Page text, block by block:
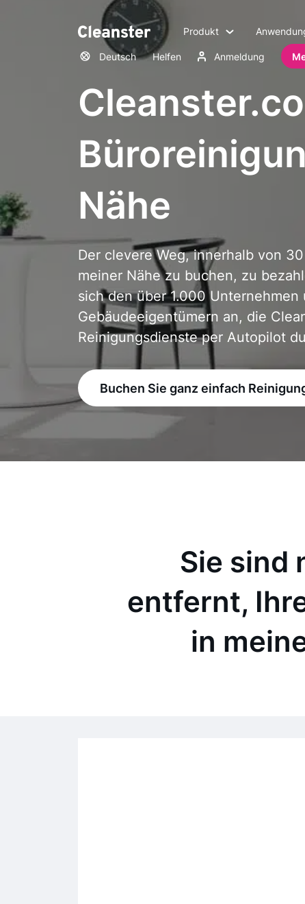
Produkt
Deutsch Helfen Anmeldung
Nähe
Der clevere Weg, innerhalb von
meiner Nähe zu buchen, zu
sich den über 1.000
Gebäudeeigentümern an, die
Reinigungsdienste per Autopilot
Buchen Sie ganz einfach
Sie sind
entfernt,
in